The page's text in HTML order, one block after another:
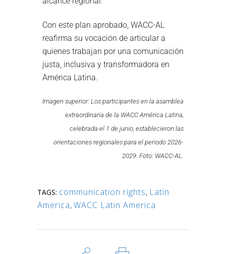
Con este plan aprobado, WACC-AL
reafirma su vocación de articular a
quienes trabajan por una comunicación
justa, inclusiva y transformadora en
América Latina.
Imagen superior: Los participantes en la asamblea
extraordinaria de la WACC América Latina,
celebrada el 1 de junio, establecieron las
orientaciones regionales para el periodo 2026-
2029. Foto: WACC-AL.
TAGS: communication rights, Latin
America,WACC Latin America